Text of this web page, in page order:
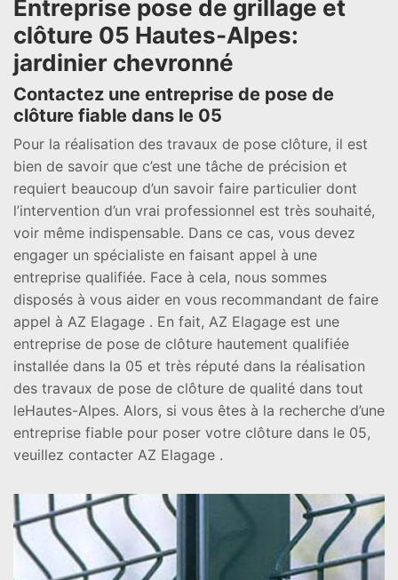
Entreprise pose de grillage et
clôture 05 Hautes-Alpes:
jardinier chevronné
Contactez une entreprise de pose de
clôture fiable dans le 05
Pour la réalisation des travaux de pose clôture, il est
bien de savoir que c’est une tâche de précision et
requiert beaucoup d’un savoir faire particulier dont
l’intervention d’un vrai professionnel est très souhaité,
voir même indispensable. Dans ce cas, vous devez
engager un spécialiste en faisant appel à une
entreprise qualifiée. Face à cela, nous sommes
disposés à vous aider en vous recommandant de faire
appel à AZ Elagage . En fait, AZ Elagage est une
entreprise de pose de clôture hautement qualifiée
installée dans la 05 et très réputé dans la réalisation
des travaux de pose de clôture de qualité dans tout
leHautes-Alpes. Alors, si vous êtes à la recherche d’une
entreprise fiable pour poser votre clôture dans le 05,
veuillez contacter AZ Elagage .